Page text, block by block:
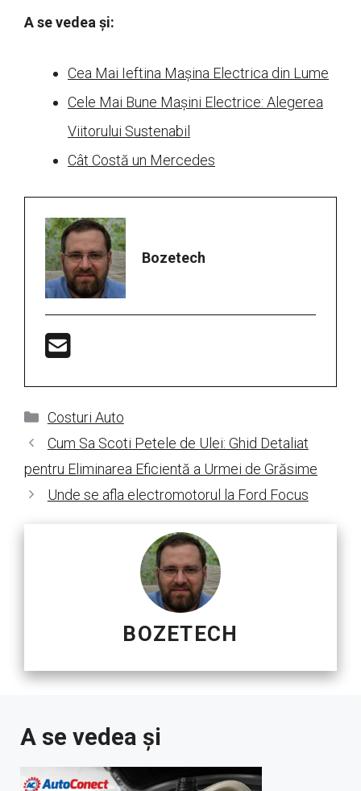
A se vedea și:
Cea Mai Ieftina Mașina Electrica din Lume
Cele Mai Bune Mașini Electrice: Alegerea
Viitorului Sustenabil
Cât Costă un Mercedes
Bozetech
Categorii
Costuri Auto
Cum Sa Scoti Petele de Ulei: Ghid Detaliat
pentru Eliminarea Eficientă a Urmei de Grăsime
Unde se afla electromotorul la Ford Focus
BOZETECH
A se vedea și